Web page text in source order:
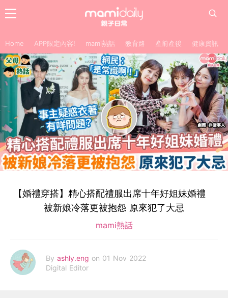
Home APP限定內容! mami熱話 教育路 產前產後 健康資訊
【婚禮穿搭】精心搭配禮服出席十年好姐妹婚禮
被新娘冷落更被抱怨 原來犯了大忌
mami熱話
By ashly.eng on 01 Nov 2022
Digital Editor